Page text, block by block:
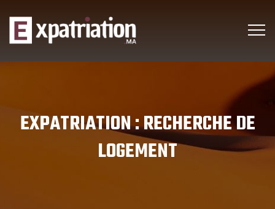
EXPATRIATION :RECHERCHE DE
LOGEMENT